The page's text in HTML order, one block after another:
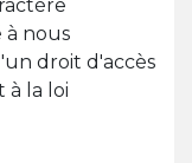
à nous
droit d'accès
la loi